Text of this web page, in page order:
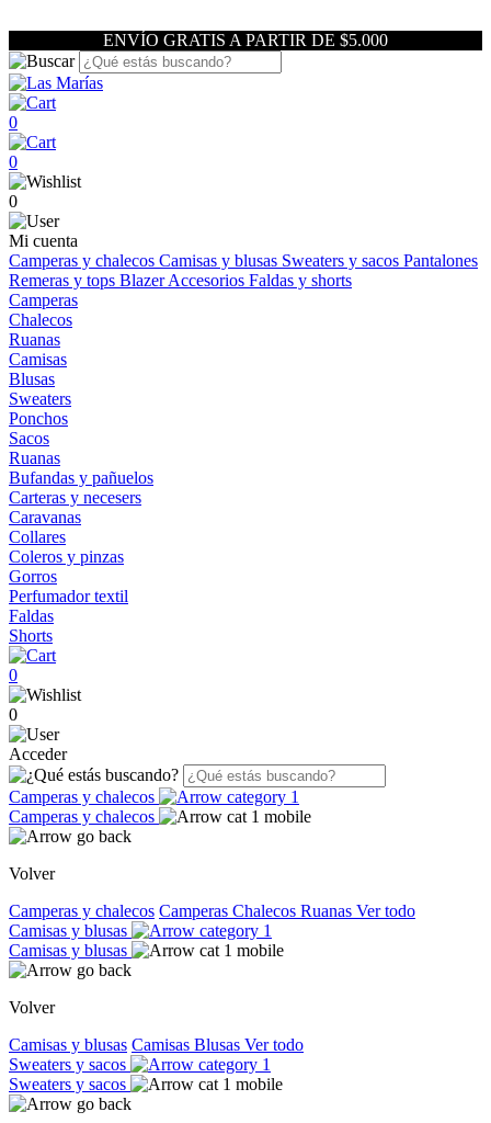
ENVÍO GRATIS A PARTIR DE $5.000
0
0
0
Mi cuenta
Camperas y chalecos Camisas y blusas Sweaters y sacos Pantalones
Remeras y tops BlazerAccesorios Faldas y shorts
Camperas
Chalecos
Ruanas
Camisas
Blusas
Sweaters
Ponchos
Sacos
Ruanas
Bufandas y pañuelos
Carteras y necesers
Caravanas
Collares
Coleros y pinzas
Gorros
Perfumador textil
Faldas
Shorts
0
0
Acceder
Camperas y chalecos
Camperas y chalecos
Volver
Camperas y chalecos Camperas Chalecos Ruanas Ver todo
Camisas y blusas
Camisas y blusas
Volver
Camisas y blusas Camisas Blusas Ver todo
Sweaters y sacos
Sweaters y sacos